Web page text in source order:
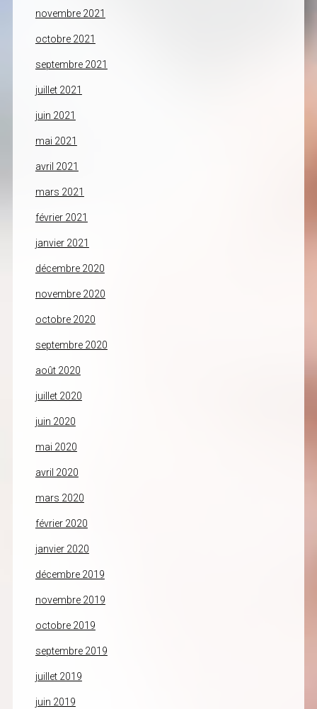
novembre 2021
octobre 2021
septembre 2021
juillet 2021
juin 2021
mai 2021
avril 2021
mars 2021
février 2021
janvier 2021
décembre 2020
novembre 2020
octobre 2020
septembre 2020
août 2020
juillet 2020
juin 2020
mai 2020
avril 2020
mars 2020
février 2020
janvier 2020
décembre 2019
novembre 2019
octobre 2019
septembre 2019
juillet 2019
juin 2019